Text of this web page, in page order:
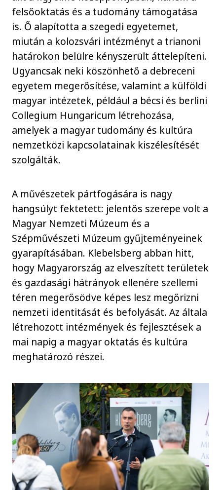
felsőoktatás és a tudomány támogatása
is. Ő alapította a szegedi egyetemet,
miután a kolozsvári intézményt a trianoni
határokon belülre kényszerült áttelepíteni.
Ugyancsak neki köszönhető a debreceni
egyetem megerősítése, valamint a külföldi
magyar intézetek, például a bécsi és berlini
Collegium Hungaricum létrehozása,
amelyek a magyar tudomány és kultúra
nemzetközi kapcsolatainak kiszélesítését
szolgálták.
A művészetek pártfogására is nagy
hangsúlyt fektetett: jelentős szerepe volt a
Magyar Nemzeti Múzeum és a
Szépművészeti Múzeum gyűjteményeinek
gyarapításában. Klebelsberg abban hitt,
hogy Magyarország az elveszített területek
és gazdasági hátrányok ellenére szellemi
téren megerősödve képes lesz megőrizni
nemzeti identitását és befolyását. Az általa
létrehozott intézmények és fejlesztések a
mai napig a magyar oktatás és kultúra
meghatározó részei.